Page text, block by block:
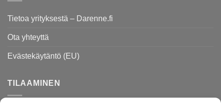
Tietoa yrityksestä – Darenne.fi
Ota yhteyttä
Evästekäytäntö (EU)
TILAAMINEN